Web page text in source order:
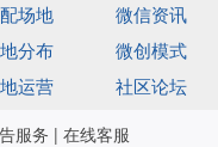
场地
微信资讯
分布
微创模式
运营 社区论坛
服务 | 在线客服